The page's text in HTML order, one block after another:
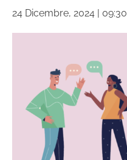
24 Dicembre, 2024 | 09:30